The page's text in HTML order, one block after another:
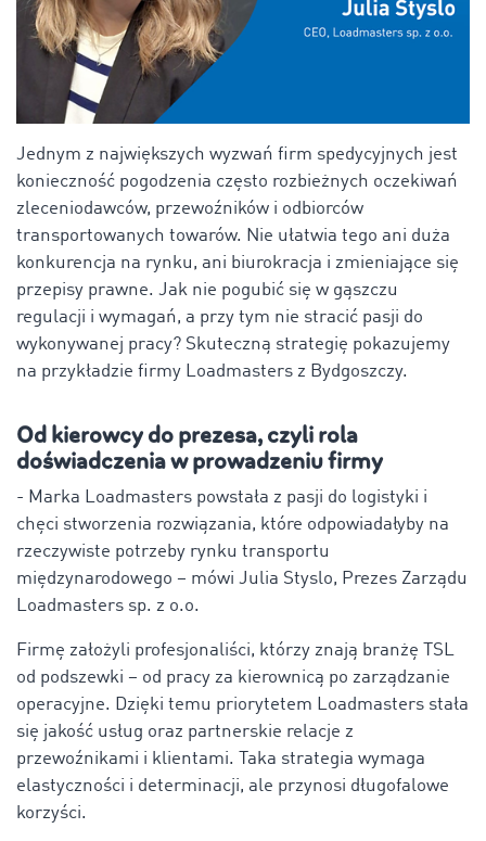
Jednym z największych wyzwań firm spedycyjnych jest
konieczność pogodzenia często rozbieżnych oczekiwań
zleceniodawców, przewoźników i odbiorców
transportowanych towarów. Nie ułatwia tego ani duża
konkurencja na rynku, ani biurokracja i zmieniające się
przepisy prawne. Jak nie pogubić się w gąszczu
regulacji i wymagań, a przy tym nie stracić pasji do
wykonywanej pracy? Skuteczną strategię pokazujemy
na przykładzie firmy Loadmasters z Bydgoszczy.
Od kierowcy do prezesa, czyli rola
doświadczenia w prowadzeniu firmy
- Marka Loadmasters powstała z pasji do logistyki i
chęci stworzenia rozwiązania, które odpowiadałyby na
rzeczywiste potrzeby rynku transportu
międzynarodowego – mówi Julia Styslo, Prezes Zarządu
Loadmasters sp. z o.o.
Firmę założyli profesjonaliści, którzy znają branżę TSL
od podszewki – od pracy za kierownicą po zarządzanie
operacyjne. Dzięki temu priorytetem Loadmasters stała
się jakość usług oraz partnerskie relacje z
przewoźnikami i klientami. Taka strategia wymaga
elastyczności i determinacji, ale przynosi długofalowe
korzyści.